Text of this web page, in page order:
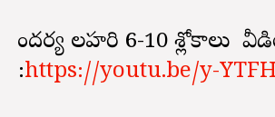
సౌందర్య లహరి 6-10 శ్లోకాలు
:https://youtu.be/y-